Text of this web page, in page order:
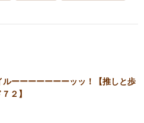
ルーーーーーーーッッ！【推しと歩
２】